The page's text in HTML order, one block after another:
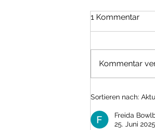
Was
Sanctioned
der IATF
1 Kommentar
Kommentar
Sortieren nach:
Freida
25. Juni 2025